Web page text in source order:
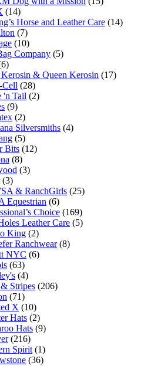
(14)
Horse and Leather Care (14)
(7)
(10)
Company (5)
& Queen Kerosin (17)
Cell (28)
'n Tail (2)
(9)
(2)
Silversmiths (4)
(5)
Bits (12)
(8)
(3)
(3)
& RanchGirls (25)
Equestrian (6)
Choice (169)
Leather Care (5)
King (2)
Ranchwear (8)
NYC (6)
(63)
(4)
& Stripes (206)
(71)
X (10)
Hats (2)
Hats (9)
(216)
Spirit (1)
(36)